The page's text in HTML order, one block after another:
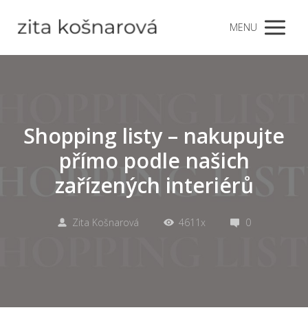
MENU
Shopping listy – nakupujte
přímo podle našich
zařízených interiérů
Zita Košnarová 4611x 0